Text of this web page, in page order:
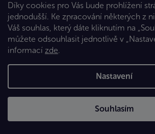
Díky cookies pro Vás bude prohlížení
jednodušší. Ke zpracování některých z
Váš souhlas, který dáte kliknutím na
můžete odsouhlasit jednotlivě v
informací zde.
Nastavení
Souhlasím